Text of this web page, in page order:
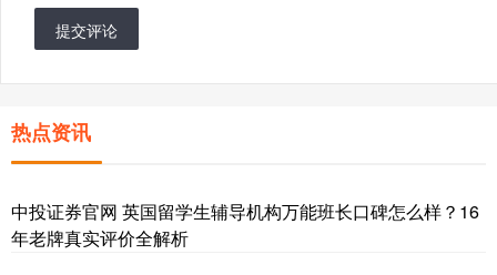
提交评论
热点资讯
中投证券官网 英国留学生辅导机构万能班长口碑怎么样？16
年老牌真实评价全解析